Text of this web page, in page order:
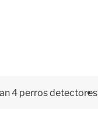
4 perros detectores